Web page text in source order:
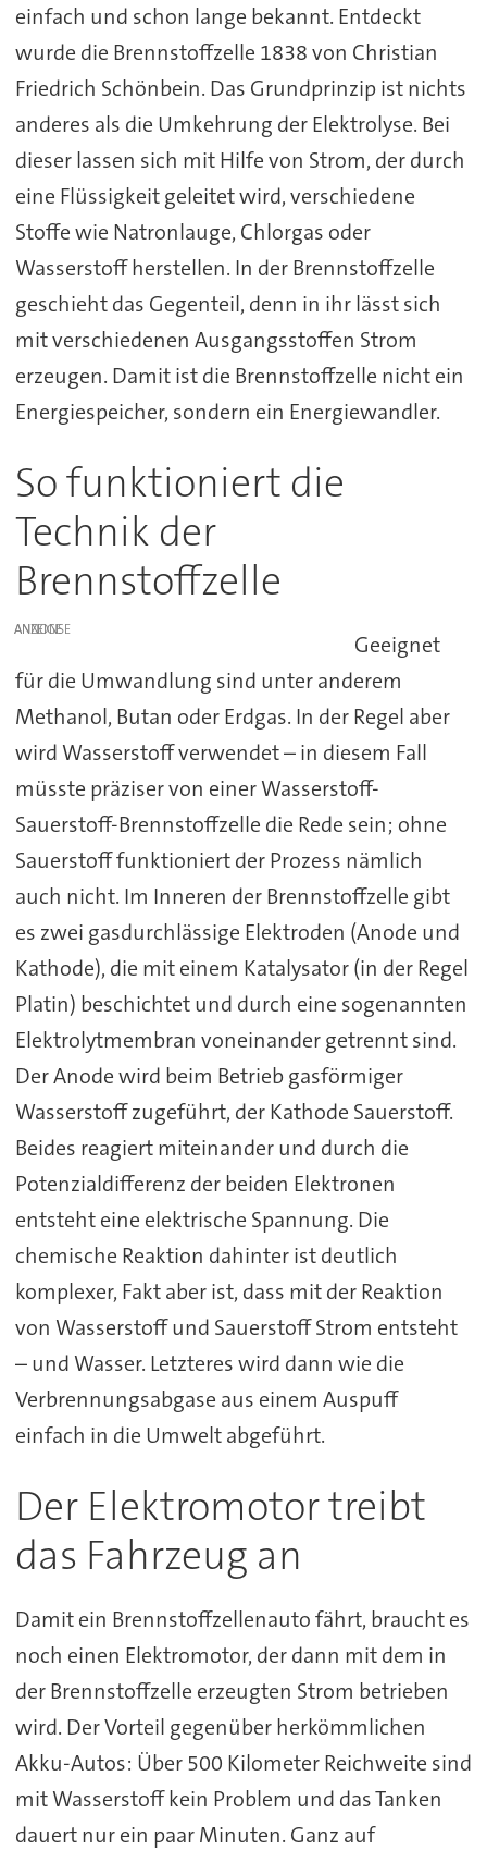
einfach und schon lange bekannt. Entdeckt
wurde die Brennstoffzelle 1838 von Christian
Friedrich Schönbein. Das Grundprinzip ist nichts
anderes als die Umkehrung der Elektrolyse. Bei
dieser lassen sich mit Hilfe von Strom, der durch
eine Flüssigkeit geleitet wird, verschiedene
Stoffe wie Natronlauge, Chlorgas oder
Wasserstoff herstellen. In der Brennstoffzelle
geschieht das Gegenteil, denn in ihr lässt sich
mit verschiedenen Ausgangsstoffen Strom
erzeugen. Damit ist die Brennstoffzelle nicht ein
Energiespeicher, sondern ein Energiewandler.
So funktioniert die
Technik der
Brennstoffzelle
ANZEIGE
Geeignet
für die Umwandlung sind unter anderem
Methanol, Butan oder Erdgas. In der Regel aber
wird Wasserstoff verwendet – in diesem Fall
müsste präziser von einer Wasserstoff-
Sauerstoff-Brennstoffzelle die Rede sein; ohne
Sauerstoff funktioniert der Prozess nämlich
auch nicht. Im Inneren der Brennstoffzelle gibt
es zwei gasdurchlässige Elektroden (Anode und
Kathode), die mit einem Katalysator (in der Regel
Platin) beschichtet und durch eine sogenannten
Elektrolytmembran voneinander getrennt sind.
Der Anode wird beim Betrieb gasförmiger
Wasserstoff zugeführt, der Kathode Sauerstoff.
Beides reagiert miteinander und durch die
Potenzialdifferenz der beiden Elektronen
entsteht eine elektrische Spannung. Die
chemische Reaktion dahinter ist deutlich
komplexer, Fakt aber ist, dass mit der Reaktion
von Wasserstoff und Sauerstoff Strom entsteht
– und Wasser. Letzteres wird dann wie die
Verbrennungsabgase aus einem Auspuff
einfach in die Umwelt abgeführt.
Der Elektromotor treibt
das Fahrzeug an
Damit ein Brennstoffzellenauto fährt, braucht es
noch einen Elektromotor, der dann mit dem in
der Brennstoffzelle erzeugten Strom betrieben
wird. Der Vorteil gegenüber herkömmlichen
Akku-Autos: Über 500 Kilometer Reichweite sind
mit Wasserstoff kein Problem und das Tanken
dauert nur ein paar Minuten. Ganz auf